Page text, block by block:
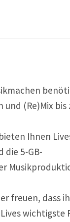
(Re)Mix bis
Ihnen
die 5-GB-
freuen, dass
wichtigste